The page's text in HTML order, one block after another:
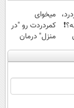
میخوای
کمردردت رو "در
منزل" درمان
کنی؟ (◂فیلم +
◂پرسش‌نامه)